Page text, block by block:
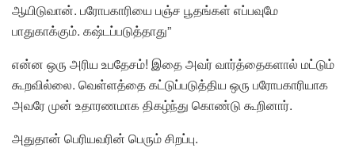
ஆயிடுவான். பரோபகாரியை பஞ்ச பூதங்கள் எப்பவுமே
பாதுகாக்கும். கஷ்டப்படுத்தாது”
என்ன ஒரு அரிய உபதேசம்! இதை அவர் வார்த்தைகளால் மட்டும்
கூறவில்லை. வெள்ளத்தை கட்டுப்படுத்திய ஒரு பரோபகாரியாக
அவரே முன் உதாரணமாக திகழ்ந்து கொண்டு கூறினார்.
அதுதான் பெரியவரின் பெரும் சிறப்பு.